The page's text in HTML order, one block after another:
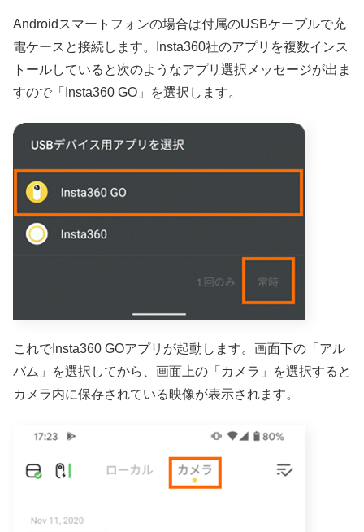
Androidスマートフォンの場合は付属のUSBケーブルで充
電ケースと接続します。Insta360社のアプリを複数インス
トールしていると次のようなアプリ選択メッセージが出ま
すので「Insta360 GO」を選択します。
これでInsta360 GOアプリが起動します。画面下の「アル
バム」を選択してから、画面上の「カメラ」を選択すると
カメラ内に保存されている映像が表示されます。